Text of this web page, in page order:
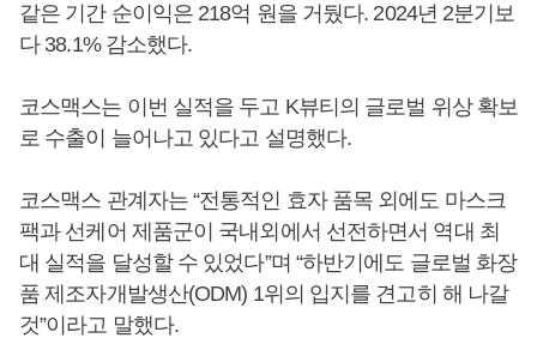
같은 기간 순이익은 218억 원을 거뒀다. 2024년 2분기보
다 38.1% 감소했다.
코스맥스는 이번 실적을 두고 K뷰티의 글로벌 위상 확보
로 수출이 늘어나고 있다고 설명했다.
코스맥스 관계자는 “전통적인 효자 품목 외에도 마스크
팩과 선케어 제품군이 국내외에서 선전하면서 역대 최
대 실적을 달성할 수 있었다”며 “하반기에도 글로벌 화장
품 제조자개발생산(ODM) 1위의 입지를 견고히 해 나갈
것”이라고 말했다.